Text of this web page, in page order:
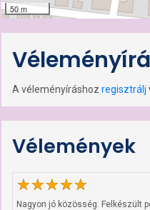
50 m
A véleményíráshoz regisztrálj
Vélemények
Nagyon jó közösség. Felkészült